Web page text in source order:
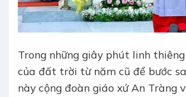
Trong những giây phút linh
của đất trời từ năm cũ để bước
này cộng đoàn giáo xứ An Tràng